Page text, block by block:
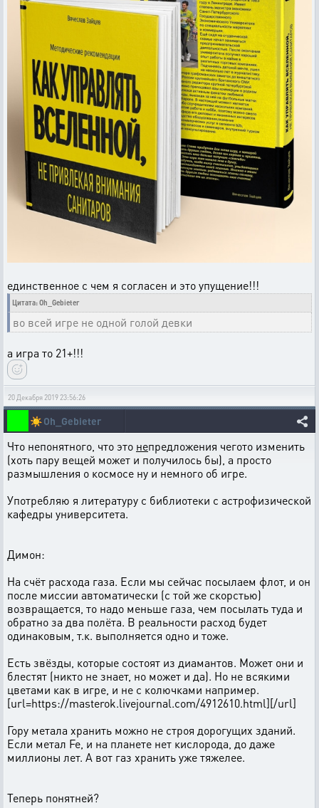
единственное с чем я согласен и это упущение!!!
Цитата: Oh_Gebieter
во всей игре не одной голой девки
а игра то 21+!!!
20 Декабря 2019 23:56:26
☀️Oh_Gebieter
Что непонятного, что это непредложения чегото изменить
(хоть пару вещей может и получилось бы), а просто
размышления о космосе ну и немного об игре.
Употребляю я литературу с библиотеки с астрофизической
кафедры университета.
Димон:
На счёт расхода газа. Если мы сейчас посылаем флот, и он
после миссии автоматически (с той же скорстью)
возвращается, то надо меньше газа, чем посылать туда и
обратно за два полёта. В реальности расход будет
одинаковым, т.к. выполняется одно и тоже.
Есть звёзды, которые состоят из диамантов. Может они и
блестят (никто не знает, но может и да). Но не всякими
цветами как в игре, и не с колючками например.
[url=https://masterok.livejournal.com/4912610.html][/url]
Гору метала хранить можно не строя дорогущих зданий.
Если метал Fe, и на планете нет кислорода, до даже
миллионы лет. А вот газ хранить уже тяжелее.
Теперь понятней?